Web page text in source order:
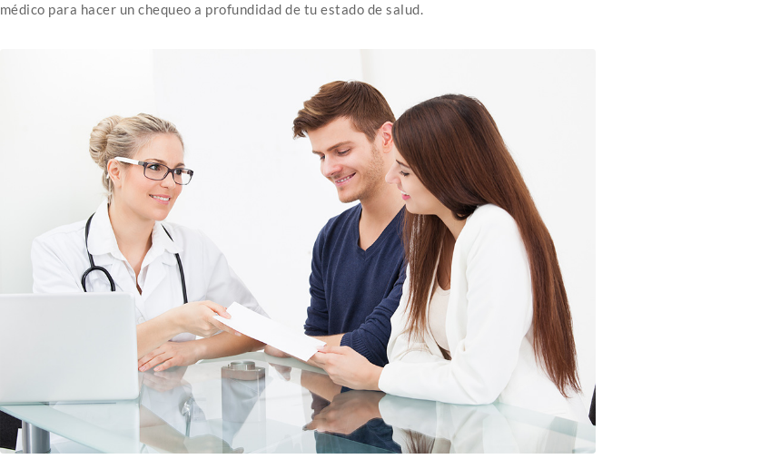
médico para hacer un chequeo a profundidad de tu estado de salud.